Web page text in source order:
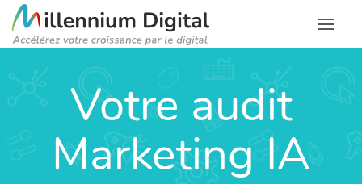
Votre audit
Marketing IA